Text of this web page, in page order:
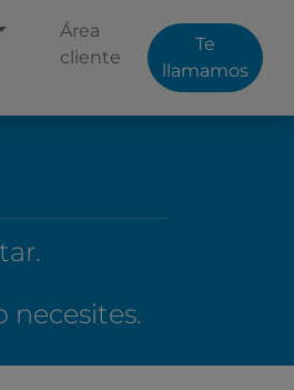
Área
cliente
Te
llamamos
necesites.